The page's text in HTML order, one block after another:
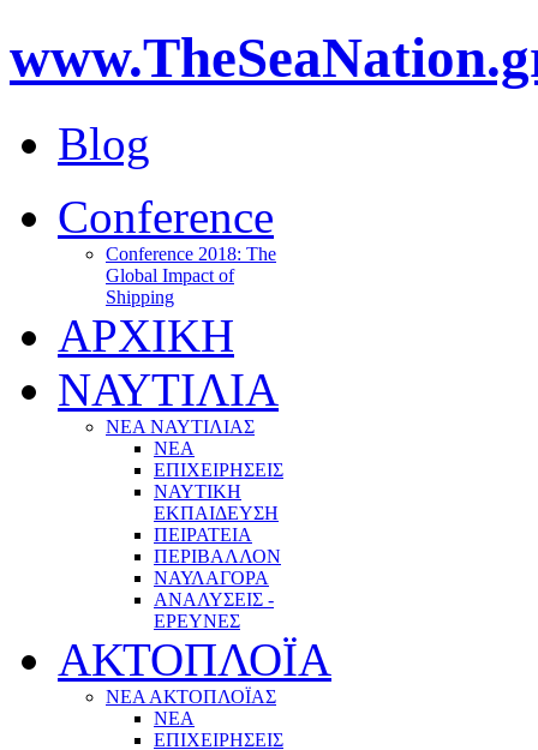
Blog
Conference
Conference 2018: The
Global Impact of
Shipping
ΑΡΧΙΚΗ
ΝΑΥΤΙΛΙΑ
ΝΕΑ ΝΑΥΤΙΛΙΑΣ
ΝΕΑ
ΕΠΙΧΕΙΡΗΣΕΙΣ
ΝΑΥΤΙΚΗ
ΕΚΠΑΙΔΕΥΣΗ
ΠΕΙΡΑΤΕΙΑ
ΠΕΡΙΒΑΛΛΟΝ
ΝΑΥΛΑΓΟΡΑ
ΑΝΑΛΥΣΕΙΣ -
ΕΡΕΥΝΕΣ
ΑΚΤΟΠΛΟΪΑ
ΝΕΑ ΑΚΤΟΠΛΟΪΑΣ
ΝΕΑ
ΕΠΙΧΕΙΡΗΣΕΙΣ